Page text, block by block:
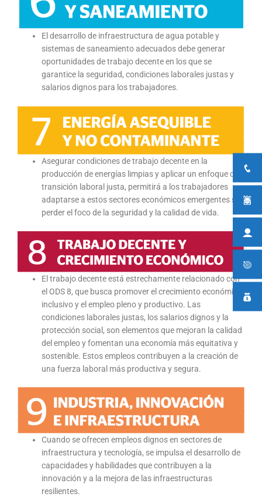
El desarrollo de infraestructura de agua potable y
sistemas de saneamiento adecuados debe generar
oportunidades de trabajo decente en los que se
garantice la seguridad, condiciones laborales justas y
salarios dignos para los trabajadores.
Asegurar condiciones de trabajo decente en la
producción de energías limpias y aplicar un enfoque de
transición laboral justa, permitirá a los trabajadores
adaptarse a estos sectores económicos emergentes sin
perder el foco de la seguridad y la calidad de vida.
El trabajo decente está estrechamente relacionado con
el ODS 8, que busca promover el crecimiento económico
inclusivo y el empleo pleno y productivo. Las
condiciones laborales justas, los salarios dignos y la
protección social, son elementos que mejoran la calidad
del empleo y fomentan una economía más equitativa y
sostenible. Estos empleos contribuyen a la creación de
una fuerza laboral más productiva y segura.
Cuando se ofrecen empleos dignos en sectores de
infraestructura y tecnología, se impulsa el desarrollo de
capacidades y habilidades que contribuyen a la
innovación y a la mejora de las infraestructuras
resilientes.